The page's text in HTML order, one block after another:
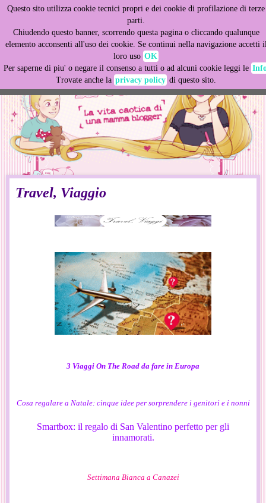
Questo sito utilizza cookie tecnici propri e dei cookie di profilazione di terze
parti.
Chiudendo questo banner, scorrendo questa pagina o cliccando qualunque
elemento acconsenti all'uso dei cookie. Se continui nella navigazione accetti
loro uso OK
Per saperne di piu' o negare il consenso a tutti o ad alcuni cookie leggi le
Trovate anche la privacy policy di questo sito.
Travel, Viaggio
3 Viaggi On The Road da fare in Europa
Cosa regalare a Natale: cinque idee per sorprendere i genitori e i nonni
Smartbox: il regalo di San Valentino perfetto per gli
innamorati.
Settimana Bianca a Canazei
This site uses cookies from Google to deliver its services
and to analyze traffic. Your IP address and user-agent are
shared with Google along with performance and security
metrics to ensure quality of service, generate usage
statistics, and to detect and address abuse.
LEARN MORE GOT IT